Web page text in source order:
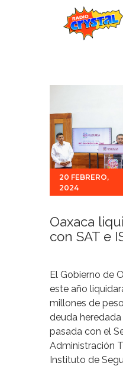
Eventos
Promociones
Noticias
Para ti
Contacto
20 FEBRERO,
2024
Oaxaca
con SAT e
El Gobierno de
este año
millones de
deuda
pasada con el
Administración
Instituto de